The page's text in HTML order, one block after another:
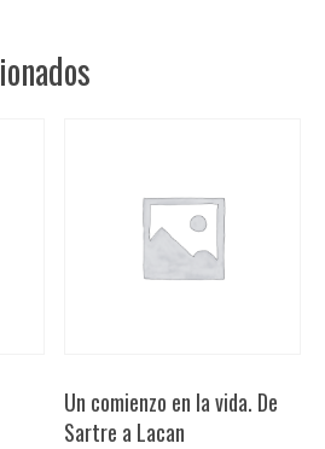
Un comienzo en la vida. De
Sartre a Lacan